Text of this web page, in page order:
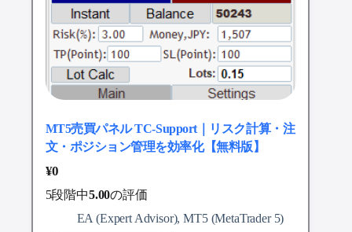
MT5売買パネル TC-Support｜リスク計算・注
文・ポジション管理を効率化【無料版】
¥0
5段階中5.00の評価
EA (Expert Advisor),MT5 (MetaTrader 5)